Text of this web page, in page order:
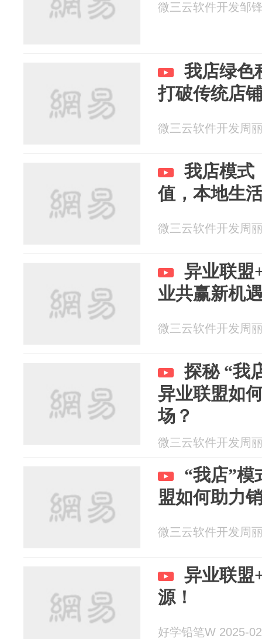
微三云软件开发邹
我店绿色
打破传统店
微三云软件开发周
我店模式
值，本地生
微三云软件开发周
异业联盟
业共赢新机
微三云软件开发周
探秘 “我
异业联盟如
场？
微三云软件开发周
“我店”模
盟如何助力
微三云软件开发周
异业联盟
源！
好学铅笔W 2025-